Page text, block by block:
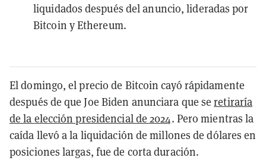
liquidados después del anuncio, lideradas por
Bitcoin y Ethereum.
El domingo, el precio de Bitcoin cayó rápidamente
después de que Joe Biden anunciara que seretiraría
de la elección presidencial de 2024. Pero mientras la
caída llevó a la liquidación de millones de dólares en
posiciones largas, fue de corta duración.